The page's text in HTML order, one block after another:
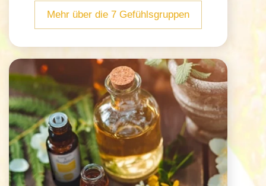
Mehr über die 7 Gefühlsgruppen